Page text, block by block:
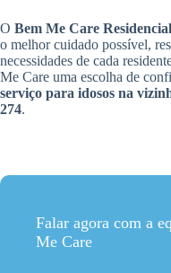
O Bem Me Care
o melhor cuidado possível,
necessidades de cada
Me Care uma escolha de
serviço para idosos na
274.
Falar agora com a
Me Care